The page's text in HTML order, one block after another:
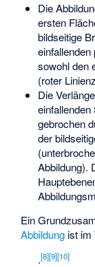
Die
ersten
bildseitige
einfallenden
sowohl den
(roter
Die
gebrochen
der
Abbildung).
Ein
Abbildung ist
.[8][9][10]